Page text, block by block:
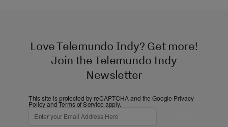
Love Telemundo Indy? Get more!
Join the Telemundo Indy
Newsletter
This site is protected by reCAPTCHA and the Google Privacy
PolicyandTerms of Service apply.